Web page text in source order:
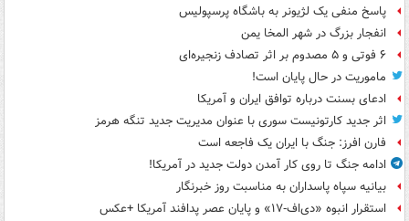
پاسخ منفی یک لژیونر به باشگاه پرسپولیس
انفجار بزرگ در شهر المخا یمن
۶ فوتی و ۵ مصدوم بر اثر تصادف زنجیره‌ای
ماموریت در حال پایان است!
ادعای بسنت درباره توافق ایران و آمریکا
اثر جدید کارتونیست سوری با عنوان مدیریت جدید تنگه هرمز
فارن افرز: جنگ با ایران یک فاجعه است
ادامه جنگ تا روی کار آمدن دولت جدید در آمریکا!
بیانیه سپاه پاسداران به مناسبت روز خبرنگار
استقرار انبوه «دی‌اف‑۱۷» و پایان عصر پدافند آمریکا +عکس